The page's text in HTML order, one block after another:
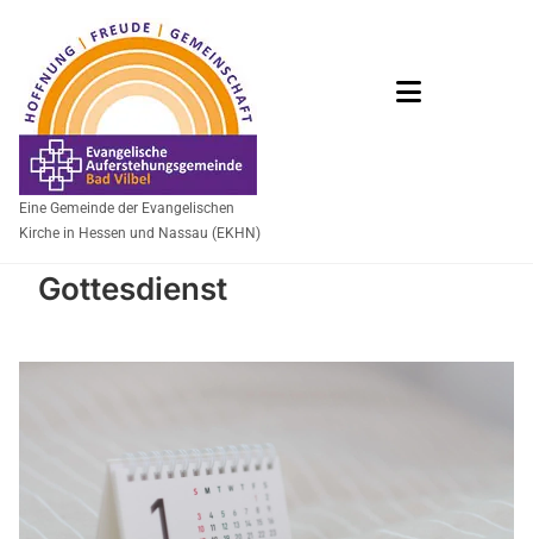
Eine Gemeinde der Evangelischen
Kirche in Hessen und Nassau (EKHN)
Gottesdienst